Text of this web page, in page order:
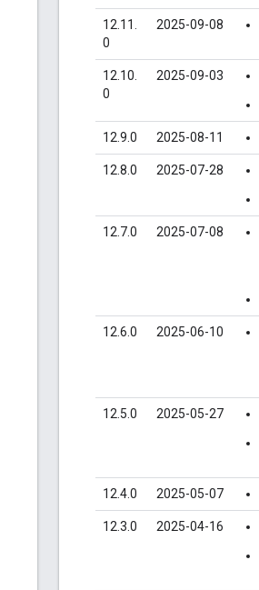
12.11.
0
2025-09-08
12.10.
0
2025-09-03
12.9.0 2025-08-11
12.8.0 2025-07-28
12.7.0 2025-07-08
12.6.0 2025-06-10
12.5.0 2025-05-27
12.4.0 2025-05-07
12.3.0 2025-04-16